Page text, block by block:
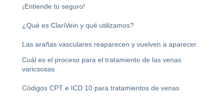
¡Entiende tu seguro!
¿Qué es ClariVein y qué utilizamos?
Las arañas vasculares reaparecen y vuelven a aparecer
Cuál es el proceso para el tratamiento de las venas
varicsosas
Códigos CPT e ICD 10 para tratamientos de venas